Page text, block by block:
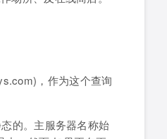
，作为这个查询
的。主服务器名称始